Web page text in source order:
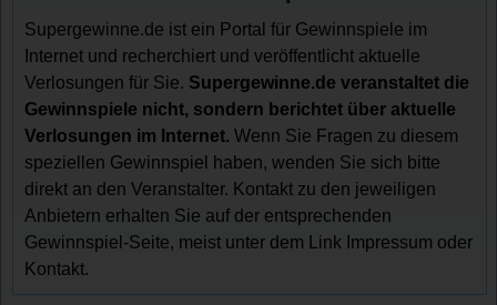
Supergewinne.de ist ein Portal für Gewinnspiele im
Internet und recherchiert und veröffentlicht aktuelle
Verlosungen für Sie. Supergewinne.de veranstaltet die
Gewinnspiele nicht, sondern berichtet über aktuelle
Verlosungen im Internet. Wenn Sie Fragen zu diesem
speziellen Gewinnspiel haben, wenden Sie sich bitte
direkt an den Veranstalter. Kontakt zu den jeweiligen
Anbietern erhalten Sie auf der entsprechenden
Gewinnspiel-Seite, meist unter dem Link Impressum oder
Kontakt.